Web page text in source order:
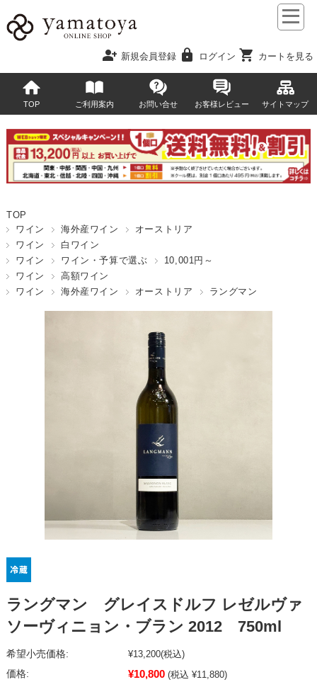
person_add 新規会員登録 lock ログイン shopping_cart カートを見る
TOP ご利用案内 お問い合せ お客様レビュー サイトマップ
TOP
ワイン
海外産ワイン
オーストリア
ワイン
白ワイン
ワイン
ワイン・予算で選ぶ
10,001円～
ワイン
高額ワイン
ワイン
海外産ワイン オーストリア ラングマン
ラングマン グレイスドルフ レゼルヴァ
ソーヴィニョン・ブラン 2012 750ml
希望小売価格: ¥13,200(税込)
価格:
¥10,800 (税込 ¥11,880)